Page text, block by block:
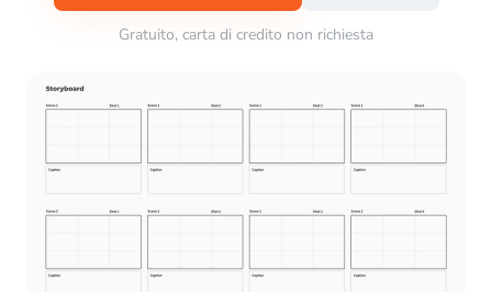
Gratuito, carta di credito non richiesta